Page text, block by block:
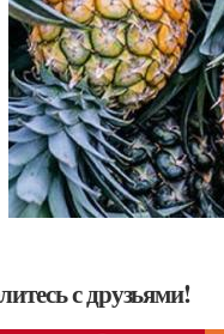
с друзьями!